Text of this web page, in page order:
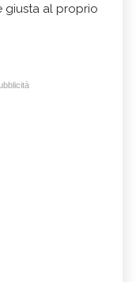
giusta al proprio